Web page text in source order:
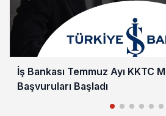
İş Bankası Temmuz Ayı KKTC
Başvuruları Başladı